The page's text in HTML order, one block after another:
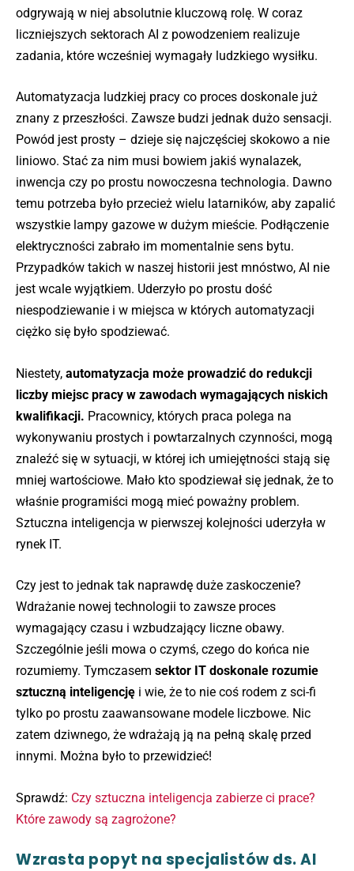
odgrywają w niej absolutnie kluczową rolę. W coraz
liczniejszych sektorach AI z powodzeniem realizuje
zadania, które wcześniej wymagały ludzkiego wysiłku.
Automatyzacja ludzkiej pracy co proces doskonale już
znany z przeszłości. Zawsze budzi jednak dużo sensacji.
Powód jest prosty – dzieje się najczęściej skokowo a nie
liniowo. Stać za nim musi bowiem jakiś wynalazek,
inwencja czy po prostu nowoczesna technologia. Dawno
temu potrzeba było przecież wielu latarników, aby zapalić
wszystkie lampy gazowe w dużym mieście. Podłączenie
elektryczności zabrało im momentalnie sens bytu.
Przypadków takich w naszej historii jest mnóstwo, AI nie
jest wcale wyjątkiem. Uderzyło po prostu dość
niespodziewanie i w miejsca w których automatyzacji
ciężko się było spodziewać.
Niestety, automatyzacja może prowadzić do redukcji
liczby miejsc pracy w zawodach wymagających niskich
kwalifikacji. Pracownicy, których praca polega na
wykonywaniu prostych i powtarzalnych czynności, mogą
znaleźć się w sytuacji, w której ich umiejętności stają się
mniej wartościowe. Mało kto spodziewał się jednak, że to
właśnie programiści mogą mieć poważny problem.
Sztuczna inteligencja w pierwszej kolejności uderzyła w
rynek IT.
Czy jest to jednak tak naprawdę duże zaskoczenie?
Wdrażanie nowej technologii to zawsze proces
wymagający czasu i wzbudzający liczne obawy.
Szczególnie jeśli mowa o czymś, czego do końca nie
rozumiemy. Tymczasem sektor IT doskonale rozumie
sztuczną inteligencję i wie, że to nie coś rodem z sci-fi
tylko po prostu zaawansowane modele liczbowe. Nic
zatem dziwnego, że wdrażają ją na pełną skalę przed
innymi. Można było to przewidzieć!
Sprawdź: Czy sztuczna inteligencja zabierze ci prace?
Które zawody są zagrożone?
Wzrasta popyt na specjalistów ds. AI